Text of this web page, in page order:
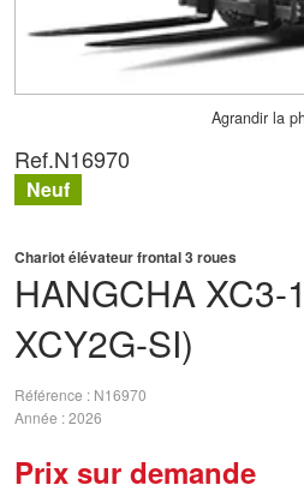
Agrandir la
HANGCHA XC3-
XCY2G-SI)
Chariot élévateur frontal 3 roues
Référence
N16970
Année 2026
Prix sur demande
Ref.N16970
Neuf